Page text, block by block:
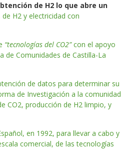
de H2 lo que abre un
H2 y electricidad con
“tecnologías del CO2”con el apoyo
de Comunidades de Castilla-La
de datos para determinar su
de Investigación a la comunidad
CO2, producción de H2 limpio, y
en 1992, para llevar a cabo y
comercial, de las tecnologías